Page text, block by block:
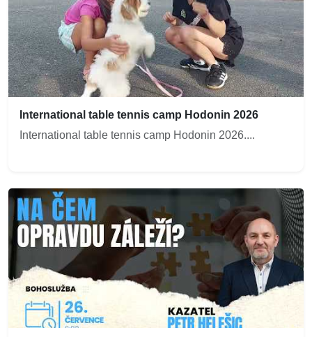
International table tennis camp Hodonin 2026
International table tennis camp Hodonin 2026....